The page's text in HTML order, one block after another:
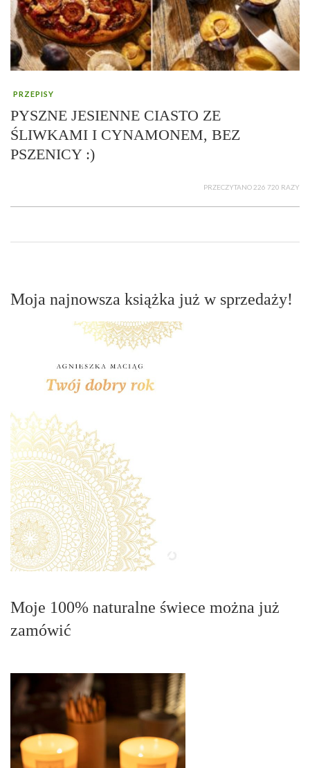
PRZEPISY
PYSZNE JESIENNE CIASTO ZE
ŚLIWKAMI I CYNAMONEM, BEZ
PSZENICY :)
PRZECZYTANO 226 720 RAZY
Moja najnowsza książka już w sprzedaży!
Moje 100% naturalne świece można już
zamówić